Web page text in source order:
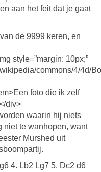
aan het feit dat je gaat
de 9999 keren, en
style=”margin: 10px;”
commons/4/4d/
foto die ik zelf
div>
waarin hij niets
niet te wanhopen, want
Murshed uit
4. Lb2 Lg7 5. Dc2 d6